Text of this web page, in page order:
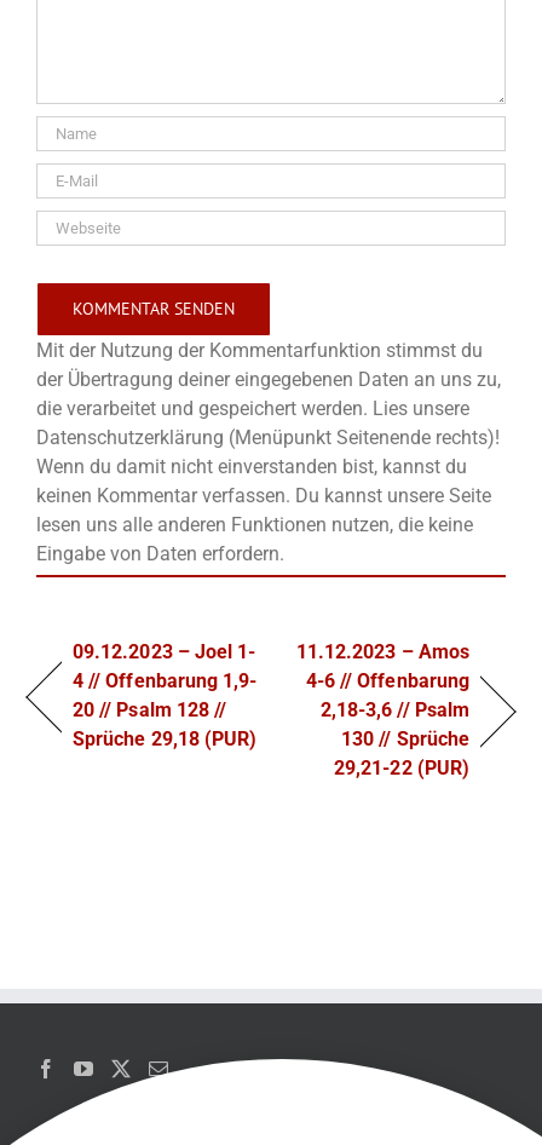
Mit der Nutzung der Kommentarfunktion stimmst du
der Übertragung deiner eingegebenen Daten an uns zu,
die verarbeitet und gespeichert werden. Lies unsere
Datenschutzerklärung (Menüpunkt Seitenende rechts)!
Wenn du damit nicht einverstanden bist, kannst du
keinen Kommentar verfassen. Du kannst unsere Seite
lesen uns alle anderen Funktionen nutzen, die keine
Eingabe von Daten erfordern.
09.12.2023 – Joel 1-
4 // Offenbarung 1,9-
20 // Psalm 128 //
Sprüche 29,18 (PUR)
11.12.2023 – Amos
4-6 // Offenbarung
2,18-3,6 // Psalm
130 // Sprüche
29,21-22 (PUR)